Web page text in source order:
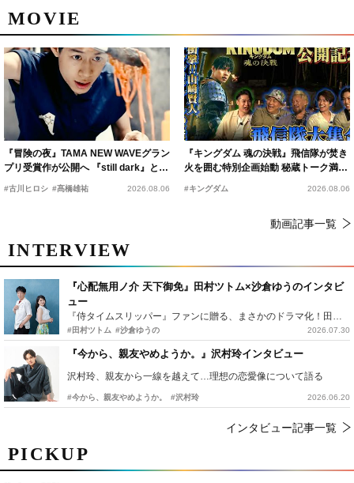
PICKUP
MOVIE
『冒険の夜』TAMA NEW WAVEグラン
プリ受賞作が公開へ 『still dark』と同
時上映決定
#古川ヒロシ #髙橋雄祐 2026.08.06
『キングダム 魂の決戦』飛信隊が焚き
火を囲む特別企画始動 秘蔵トーク満載
の“キングダムキャンプ”開催
#キングダム 2026.08.06
動画記事一覧
INTERVIEW
『心配無用ノ介 天下御免』田村ツトム×沙倉ゆうのインタビ
ュー
『侍タイムスリッパー』ファンに贈る、まさかのドラマ化！田村ツトム×沙倉ゆうのが語る『心配無用ノ介』撮影秘話
#田村ツトム #沙倉ゆうの 2026.07.30
『今から、親友やめようか。』沢村玲インタビュー
沢村玲、親友から一線を越えて…理想の恋愛像について語る
#今から、親友やめようか。 #沢村玲 2026.06.20
インタビュー記事一覧